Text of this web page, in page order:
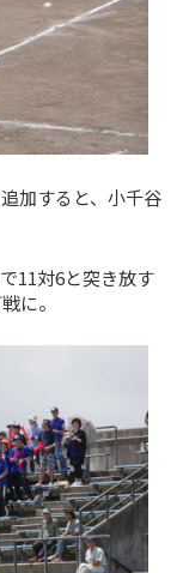
加すると、小千谷
11対6と突き放す
に。